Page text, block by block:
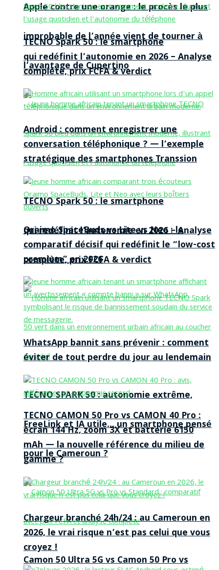
Apple contre une orange : le procès le plus
improbable de l’année vient de tourner à
l’avantage de Cupertino
TECNO Spark 50 : le smartphone
qui redéfinit l’autonomie en 2026 – Analyse
complète, prix FCFA & verdict
TECNO SPARK 50 : autonomie extrême,
FreeLink et IA utile… un smartphone pensé
pour le Cameroun ?
Camon 50 Ultra 5G vs Camon 50 Pro vs
TECNO Spark 50 : le smartphone
qui redéfinit l’autonomie en 2026 – Analyse
complète, prix FCFA & verdict
Android : comment enregistrer une
conversation téléphonique ? — l’exemple
stratégique des smartphones Transsion
Oraimo SpaceBuds vs Lite vs Neo : le
comparatif décisif qui redéfinit le “low-cost
premium” en 2026
WhatsApp bannit sans prévenir : comment
éviter de tout perdre du jour au lendemain
TECNO CAMON 50 Pro vs CAMON 40 Pro :
écran 144 Hz, zoom 3X et batterie 6150
mAh — la nouvelle référence du milieu de
gamme ?
Chargeur branché 24h/24 : au Cameroun en
2026, le vrai risque n’est pas celui que vous
croyez !